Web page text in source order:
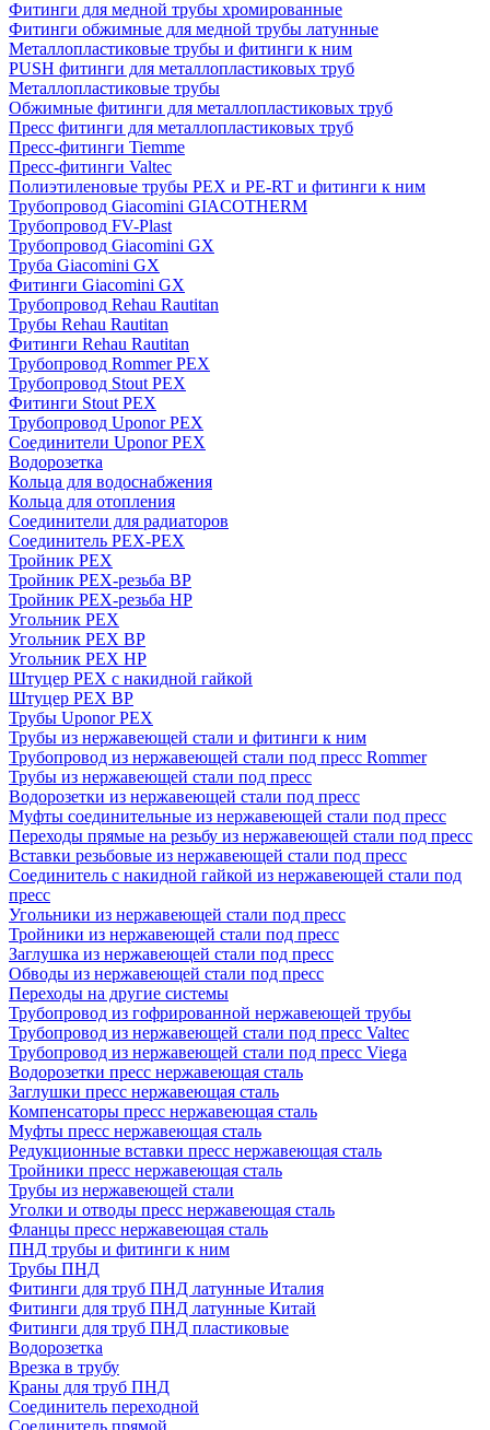
Фитинги для медной трубы хромированные
Фитинги обжимные для медной трубы латунные
Металлопластиковые трубы и фитинги к ним
PUSH фитинги для металлопластиковых труб
Металлопластиковые трубы
Обжимные фитинги для металлопластиковых труб
Пресс фитинги для металлопластиковых труб
Пресс-фитинги Tiemme
Пресс-фитинги Valtec
Полиэтиленовые трубы PEX и PE-RT и фитинги к ним
Трубопровод Giacomini GIACOTHERM
Трубопровод FV-Plast
Трубопровод Giacomini GX
Труба Giacomini GX
Фитинги Giacomini GX
Трубопровод Rehau Rautitan
Трубы Rehau Rautitan
Фитинги Rehau Rautitan
Трубопровод Rommer PEX
Трубопровод Stout PEX
Фитинги Stout PEX
Трубопровод Uponor PEX
Соединители Uponor PEX
Водорозетка
Кольца для водоснабжения
Кольца для отопления
Соединители для радиаторов
Соединитель PEX-PEX
Тройник PEX
Тройник PEX-резьба ВР
Тройник PEX-резьба НР
Угольник PEX
Угольник PEX ВР
Угольник PEX НР
Штуцер PEX c накидной гайкой
Штуцер PEX ВР
Трубы Uponor PEX
Трубы из нержавеющей стали и фитинги к ним
Трубопровод из нержавеющей стали под пресс Rommer
Трубы из нержавеющей стали под пресс
Водорозетки из нержавеющей стали под пресс
Муфты соединительные из нержавеющей стали под пресс
Переходы прямые на резьбу из нержавеющей стали под пресс
Вставки резьбовые из нержавеющей стали под пресс
Соединитель с накидной гайкой из нержавеющей стали под
пресс
Угольники из нержавеющей стали под пресс
Тройники из нержавеющей стали под пресс
Заглушка из нержавеющей стали под пресс
Обводы из нержавеющей стали под пресс
Переходы на другие системы
Трубопровод из гофрированной нержавеющей трубы
Трубопровод из нержавеющей стали под пресс Valtec
Трубопровод из нержавеющей стали под пресс Viega
Водорозетки пресс нержавеющая сталь
Заглушки пресс нержавеющая сталь
Компенсаторы пресс нержавеющая сталь
Муфты пресс нержавеющая сталь
Редукционные вставки пресс нержавеющая сталь
Тройники пресс нержавеющая сталь
Трубы из нержавеющей стали
Уголки и отводы пресс нержавеющая сталь
Фланцы пресс нержавеющая сталь
ПНД трубы и фитинги к ним
Трубы ПНД
Фитинги для труб ПНД латунные Италия
Фитинги для труб ПНД латунные Китай
Фитинги для труб ПНД пластиковые
Водорозетка
Врезка в трубу
Краны для труб ПНД
Соединитель переходной
Соединитель прямой